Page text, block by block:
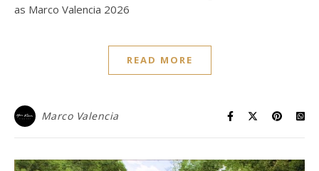
as Marco Valencia 2026
READ MORE
Marco Valencia